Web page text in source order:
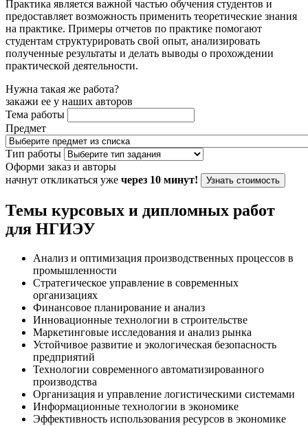
Практика является важной частью обучения студентов и
предоставляет возможность применить теоретические знания
на практике. Примеры отчетов по практике помогают
студентам структурировать свой опыт, анализировать
полученные результаты и делать выводы о прохождении
практической деятельности.
Нужна такая же работа?
закажи ее у наших авторов
Тема работы
Предмет
Тип работы
Оформи заказ и авторы
начнут откликаться уже через 10 минут! Узнать стоимость
Темы курсовых и дипломных работ
для НГИЭУ
Анализ и оптимизация производственных процессов в
промышленности
Стратегическое управление в современных
организациях
Финансовое планирование и анализ
Инновационные технологии в строительстве
Маркетинговые исследования и анализ рынка
Устойчивое развитие и экологическая безопасность
предприятий
Технологии современного автоматизированного
производства
Организация и управление логистическими системами
Информационные технологии в экономике
Эффективность использования ресурсов в экономике